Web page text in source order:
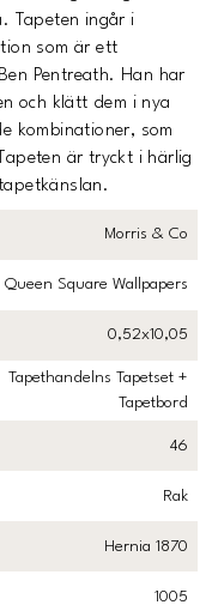
Tapeten ingår i
som är ett
Pentreath. Han har
och klätt dem i nya
kombinationer, som
är tryckt i härlig
Morris & Co
Queen Square Wallpapers
0,52x10,05
Tapethandelns Tapetset +
Tapetbord
46
Rak
Hernia 1870
1005